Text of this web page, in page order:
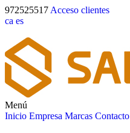
972525517 Acceso clientes
ca es
Menú
Inicio Empresa Marcas Contacto